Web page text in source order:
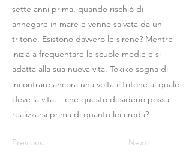
sette anni prima, quando rischiò di
annegare in mare e venne salvata da un
tritone. Esistono davvero le sirene? Mentre
inizia a frequentare le scuole medie e si
adatta alla sua nuova vita, Tokiko sogna di
incontrare ancora una volta il tritone al quale
deve la vita… che questo desiderio possa
realizzarsi prima di quanto lei creda?
Previous Next